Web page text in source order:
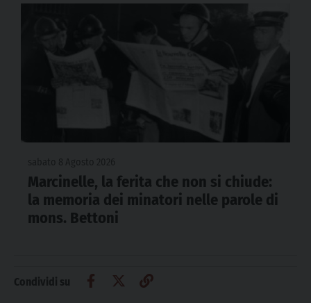
Marcinelle, la ferita che non si chiude:
la memoria dei minatori nelle parole di
mons. Bettoni
Condividi su